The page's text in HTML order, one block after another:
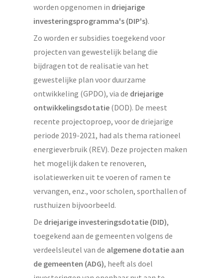
worden opgenomen in driejarige
investeringsprogramma's (DIP's).
Zo worden er subsidies toegekend voor
projecten van gewestelijk belang die
bijdragen tot de realisatie van het
gewestelijke plan voor duurzame
ontwikkeling (GPDO), via de driejarige
ontwikkelingsdotatie(DOD). De meest
recente projectoproep, voor de driejarige
periode 2019-2021, had als thema rationeel
energieverbruik (REV). Deze projecten maken
het mogelijk daken te renoveren,
isolatiewerken uit te voeren of ramen te
vervangen, enz., voor scholen, sporthallen of
rusthuizen bijvoorbeeld.
De driejarige investeringsdotatie (DID),
toegekend aan de gemeenten volgens de
verdeelsleutel van de algemene dotatie aan
de gemeenten (ADG), heeft als doel